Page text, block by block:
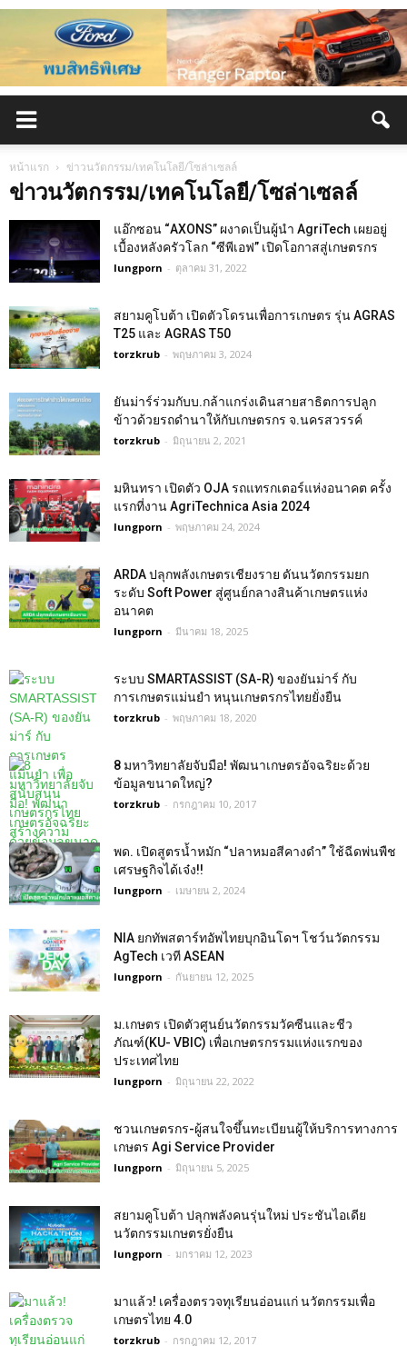
หน้าแรก ข่าวนวัตกรรม/เทคโนโลยี/โซล่าเซลล์
ข่าวนวัตกรรม/เทคโนโลยี/โซล่าเซลล์
แอ๊กซอน “AXONS” ผงาดเป็นผู้นำ AgriTech เผยอยู่
เบื้องหลังครัวโลก “ซีพีเอฟ” เปิดโอกาสสู่เกษตรกร
lungporn - ตุลาคม 31, 2022
สยามคูโบต้า เปิดตัวโดรนเพื่อการเกษตร รุ่น AGRAS
T25 และ AGRAS T50
torzkrub - พฤษภาคม 3, 2024
ยันม่าร์ร่วมกับบ.กล้าแกร่งเดินสายสาธิตการปลูก
ข้าวด้วยรถดำนาให้กับเกษตรกร จ.นครสวรรค์
torzkrub - มิถุนายน 2, 2021
มหินทรา เปิดตัว OJA รถแทรกเตอร์แห่งอนาคต ครั้ง
แรกที่งาน AgriTechnica Asia 2024
lungporn - พฤษภาคม 24, 2024
ARDA ปลุกพลังเกษตรเชียงราย ดันนวัตกรรมยก
ระดับ Soft Power สู่ศูนย์กลางสินค้าเกษตรแห่ง
อนาคต
lungporn - มีนาคม 18, 2025
ระบบ SMARTASSIST (SA-R) ของยันม่าร์ กับ
การเกษตรแม่นยำ หนุนเกษตรกรไทยยั่งยืน
torzkrub - พฤษภาคม 18, 2020
8 มหาวิทยาลัยจับมือ! พัฒนาเกษตรอัจฉริยะด้วย
ข้อมูลขนาดใหญ่?
torzkrub - กรกฎาคม 10, 2017
พด. เปิดสูตรน้ำหมัก “ปลาหมอสีคางดำ” ใช้ฉีดพ่นพืช
เศรษฐกิจได้เจ๋ง!!
lungporn - เมษายน 2, 2024
NIA ยกทัพสตาร์ทอัพไทยบุกอินโดฯ โชว์นวัตกรรม
AgTech เวที ASEAN
lungporn - กันยายน 12, 2025
ม.เกษตร เปิดตัวศูนย์นวัตกรรมวัคซีนและชีว
ภัณฑ์(KU- VBIC) เพื่อเกษตรกรรมแห่งแรกของ
ประเทศไทย
lungporn - มิถุนายน 22, 2022
ชวนเกษตรกร-ผู้สนใจขึ้นทะเบียนผู้ให้บริการทางการ
เกษตร Agi Service Provider
lungporn - มิถุนายน 5, 2025
สยามคูโบต้า ปลุกพลังคนรุ่นใหม่ ประชันไอเดีย
นวัตกรรมเกษตรยั่งยืน
lungporn - มกราคม 12, 2023
มาแล้ว! เครื่องตรวจทุเรียนอ่อนแก่ นวัตกรรมเพื่อ
เกษตรไทย 4.0
torzkrub - กรกฎาคม 12, 2017